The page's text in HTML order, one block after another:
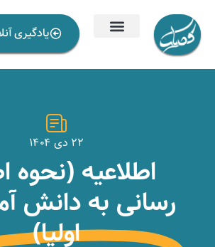
یادگیری
۲۲ دی ۱۴۰۴
اطلاعیه (نحوه
رسانی به دانش
اولیا)